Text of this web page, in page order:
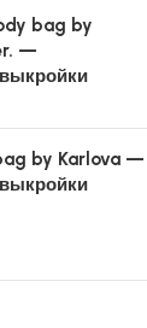
bag by
—
by Karlova —